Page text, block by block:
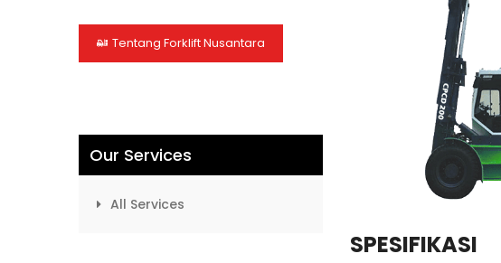
SPESIFIKASI
Tentang Forklift Nusantara
Our Services
All Services